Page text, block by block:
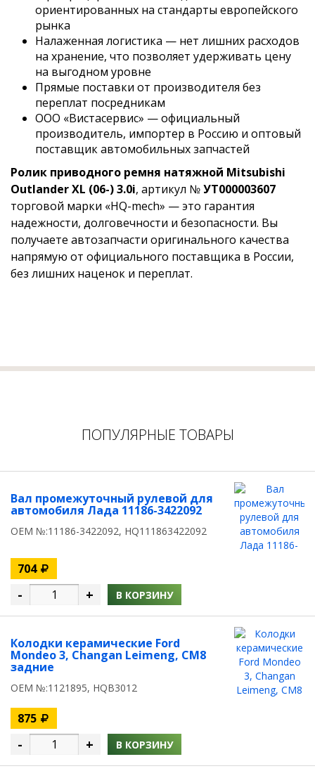
ориентированных на стандарты европейского
рынка
Налаженная логистика — нет лишних расходов
на хранение, что позволяет удерживать цену
на выгодном уровне
Прямые поставки от производителя без
переплат посредникам
ООО «Вистасервис» — официальный
производитель, импортер в Россию и оптовый
поставщик автомобильных запчастей
Ролик приводного ремня натяжной Mitsubishi
Outlander XL (06-) 3.0i, артикул №УТ000003607
торговой марки «HQ-mech» — это гарантия
надежности, долговечности и безопасности. Вы
получаете автозапчасти оригинального качества
напрямую от официального поставщика в России,
без лишних наценок и переплат.
ПОПУЛЯРНЫЕ ТОВАРЫ
Вал промежуточный рулевой для
автомобиля Лада 11186-3422092
OEM №:11186-3422092, HQ111863422092
704
- + В КОРЗИНУ
Колодки керамические Ford
Mondeo 3, Changan Leimeng, CM8
задние
OEM №:1121895, HQB3012
875
- + В КОРЗИНУ